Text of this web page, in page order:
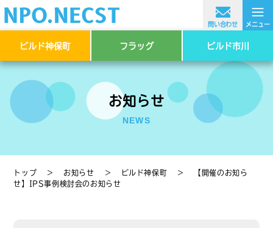
≡
メニュー
問い合わせ
ビルド神保町 フラッグ ビルド市川
お知らせ
NEWS
トップ ＞ お知らせ ＞ ビルド神保町 ＞
【開催のお知ら
せ】IPS事例検討会のお知らせ